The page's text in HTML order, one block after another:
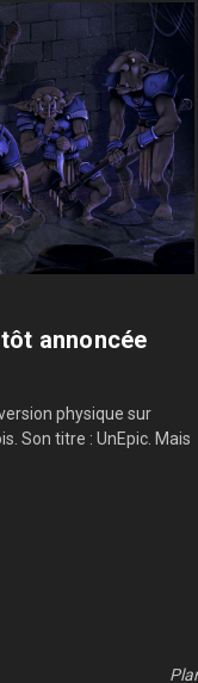
annoncée
physique sur
Son titre : UnEpic. Mais